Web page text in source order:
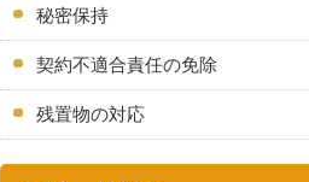
秘密保持
契約不適合責任の免除
残置物の対応